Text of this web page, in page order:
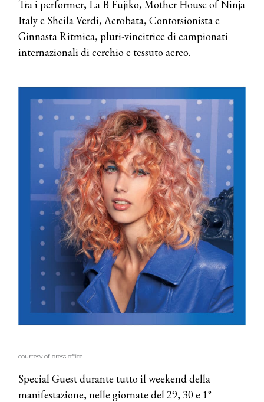
Tra i performer, La B Fujiko, Mother House of Ninja
Italy e Sheila Verdi, Acrobata, Contorsionista e
Ginnasta Ritmica, pluri-vincitrice di campionati
internazionali di cerchio e tessuto aereo.
courtesy of press office
Special Guest durante tutto il weekend della
manifestazione, nelle giornate del 29, 30 e 1°